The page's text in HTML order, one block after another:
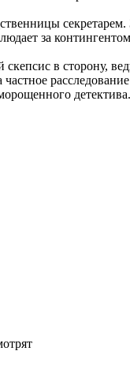
за
в сторону,
частное